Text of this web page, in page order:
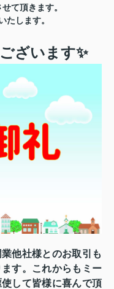
て頂きます。
たします。
ざいます✨
他社様とのお取引も
す。
これからも ミー
して皆様に喜んで頂